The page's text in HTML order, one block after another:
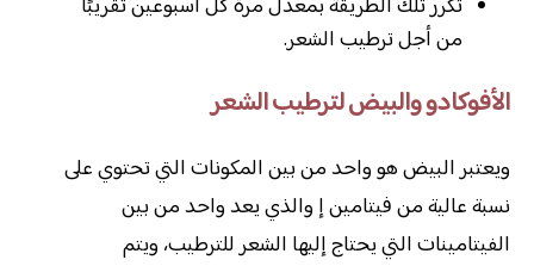
من أجل ترطيب الشعر.
الأفوكادو والبيض لترطيب الشعر
ويعتبر البيض هو واحد من بين المكونات التي تحتوي على
نسبة عالية من فيتامين إ والذي يعد واحد من بين
الفيتامينات التي يحتاج إليها الشعر للترطيب، ويتم